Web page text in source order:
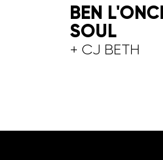
BEN
SOUL
+ CJ BETH